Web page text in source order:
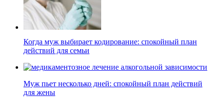
Когда муж выбирает кодирование: спокойный план
действий для семьи
Муж пьет несколько дней: спокойный план действий
для жены